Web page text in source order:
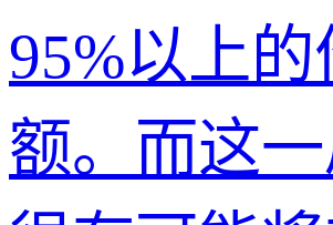
95%以上的
额。而这